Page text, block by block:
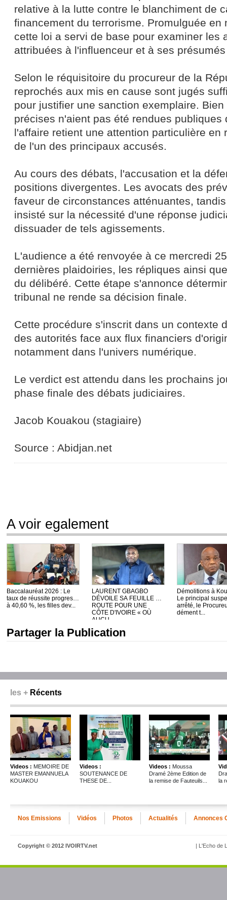
relative à la lutte contre le blanchiment de
financement du terrorisme. Promulguée en
cette loi a servi de base pour examiner les
attribuées à l'influenceur et à ses
Selon le réquisitoire du procureur de la
reprochés aux mis en cause sont jugés
pour justifier une sanction exemplaire.
précises n'aient pas été rendues publiques
l'affaire retient une attention particulière en
de l'un des principaux accusés.
Au cours des débats, l'accusation et la
positions divergentes. Les avocats des
faveur de circonstances atténuantes,
insisté sur la nécessité d'une réponse
dissuader de tels agissements.
L'audience a été renvoyée à ce mercredi
dernières plaidoiries, les répliques ainsi
du délibéré. Cette étape s'annonce
tribunal ne rende sa décision finale.
Cette procédure s'inscrit dans un contexte
des autorités face aux flux financiers
notamment dans l'univers numérique.
Le verdict est attendu dans les prochains
phase finale des débats judiciaires.
Jacob Kouakou (stagiaire)
Source : Abidjan.net
A voir egalement
Baccalauréat 2026 : Le
taux de réussite progresse
à 40,60 %, les filles dev...
LAURENT GBAGBO
DÉVOILE SA FEUILLE DE
ROUTE POUR UNE
CÔTE D'IVOIRE « OÙ
AUCU...
Démolitions à
Le principal
arrêté, le
dément t...
Partager la Publication
les + Récents
Videos : MEMOIRE DE
MASTER EMANNUELA
KOUAKOU
Videos :
SOUTENANCE DE
THESE DE...
Videos : Moussa
Dramé 2ème Edition de
la remise de Fauteuils...
la
Nos Emissions Vidéos Photos Actualités Annonces
Copyright © 2012 IVOIRTV.net | L'Echo de